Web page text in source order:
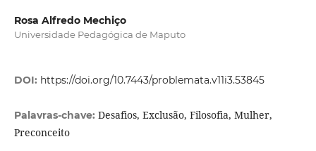
Rosa Alfredo Mechiço
Universidade Pedagógica de Maputo
DOI: https://doi.org/10.7443/problemata.v11i3.53845
Palavras-chave: Desafios, Exclusão, Filosofia, Mulher,
Preconceito